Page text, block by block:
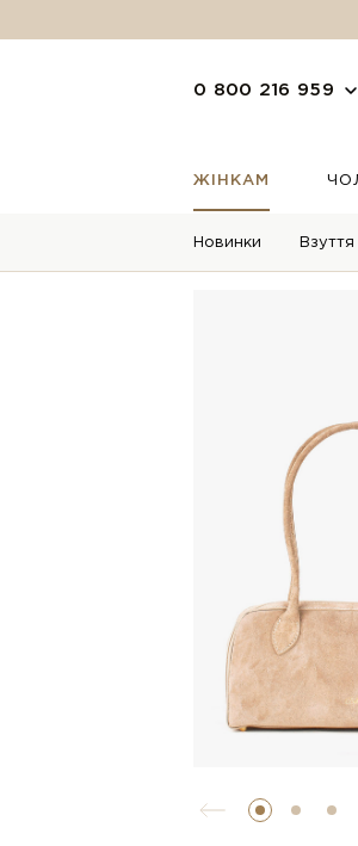
0 800 216 959
ЖІНКАМ
Новинки Взуття